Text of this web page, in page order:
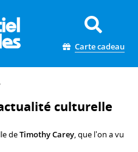
Carte cadeau
culturelle
deTimothy Carey, que l'on a vu